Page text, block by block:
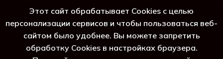
8 (800) 250-69-39
Этот сайт обрабатывает Cookies с целью
персонализации сервисов и чтобы пользоваться веб-
сайтом было удобнее. Вы можете запретить
обработку Cookies в настройках браузера.